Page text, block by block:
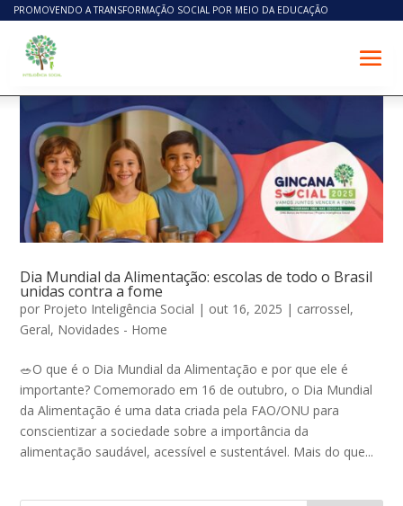
PROMOVENDO A TRANSFORMAÇÃO SOCIAL POR MEIO DA EDUCAÇÃO
Dia Mundial da Alimentação: escolas de todo o Brasil
unidas contra a fome
por Projeto Inteligência Social | out 16, 2025 | carrossel,
Geral, Novidades - Home
🥗O que é o Dia Mundial da Alimentação e por que ele é
importante? Comemorado em 16 de outubro, o Dia Mundial
da Alimentação é uma data criada pela FAO/ONU para
conscientizar a sociedade sobre a importância da
alimentação saudável, acessível e sustentável. Mais do que...